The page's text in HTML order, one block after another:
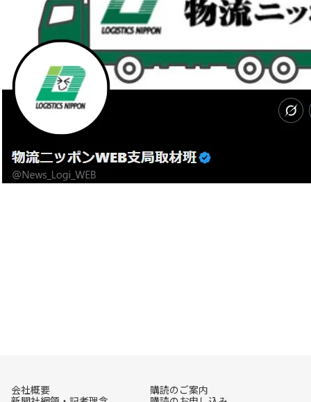
会社概要
購読のご案内